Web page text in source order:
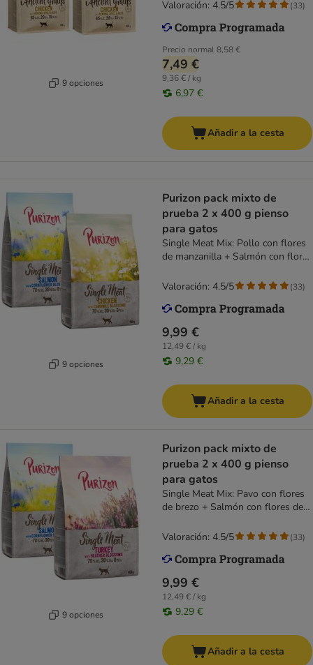
9 opciones
Precio normal8,58 €
7,49 €
9,36 € / kg
6,97 €
Valoración: 4.5/5 (33)
Añadir a la cesta
9 opciones
Purizon pack mixto de
prueba 2 x 400 g pienso
para gatos
Single Meat Mix: Pollo con flores
de manzanilla + Salmón con flores
9,99 €
12,49 € / kg
9,29 €
Valoración: 4.5/5 (33)
Añadir a la cesta
9 opciones
Purizon pack mixto de
prueba 2 x 400 g pienso
para gatos
Single Meat Mix: Pavo con flores
de brezo + Salmón con flores de
9,99 €
12,49 € / kg
9,29 €
Valoración: 4.5/5 (33)
Añadir a la cesta